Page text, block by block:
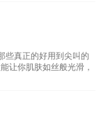
些真正的好用到尖叫的
让你肌肤如丝般光滑，